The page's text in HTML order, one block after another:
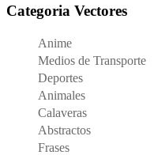
Categoria Vectores
Anime
Medios de Transporte
Deportes
Animales
Calaveras
Abstractos
Frases